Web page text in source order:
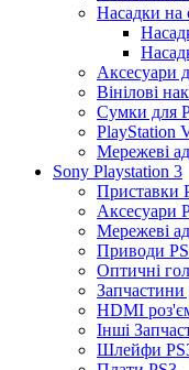
Насадки на
Аксесуари
Вінілові
Сумки для
PlayStation
Мережеві
Sony Playstation 3
Приставки
Аксесуари
Мережеві
Приводи
Оптичні
Запчастини
HDMI
Інші
Шлейфи